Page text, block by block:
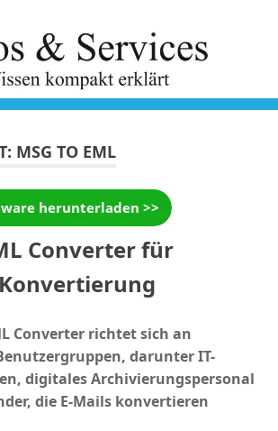
MSG TO EML
Converter für
Converter richtet sich an
darunter IT-
digitales Archivierungspersonal
die E-Mails konvertieren